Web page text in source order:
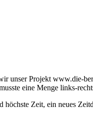
unser Projekt www.die-
eine Menge links-
Zeit, ein neues